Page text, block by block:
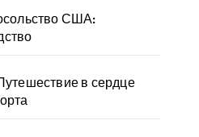
США:
в сердце